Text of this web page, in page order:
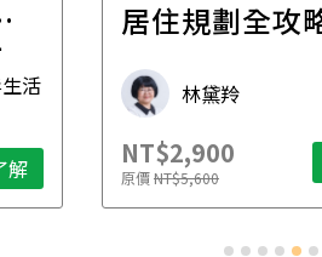
活
解
居住規劃全攻
林黛羚
NT$2,900
原價NT$5,600